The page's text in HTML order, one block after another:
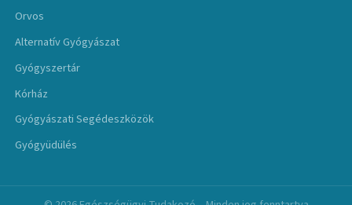
Orvos
Alternatív Gyógyászat
Gyógyszertár
Kórház
Gyógyászati Segédeszközök
Gyógyüdülés